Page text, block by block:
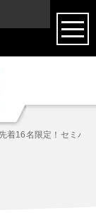
toggle
着16名限定！セミパ